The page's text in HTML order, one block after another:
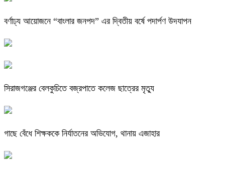
বর্ণাঢ্য আয়োজনে “বাংলার জনপদ” এর দ্বিতীয় বর্ষে পদার্পণ উদযাপন
সিরাজগঞ্জের বেলকুচিতে বজ্রপাতে কলেজ ছাত্রের মৃত্যু
গাছে বেঁধে শিক্ষককে নির্যাতনের অভিযোগ, থানায় এজাহার